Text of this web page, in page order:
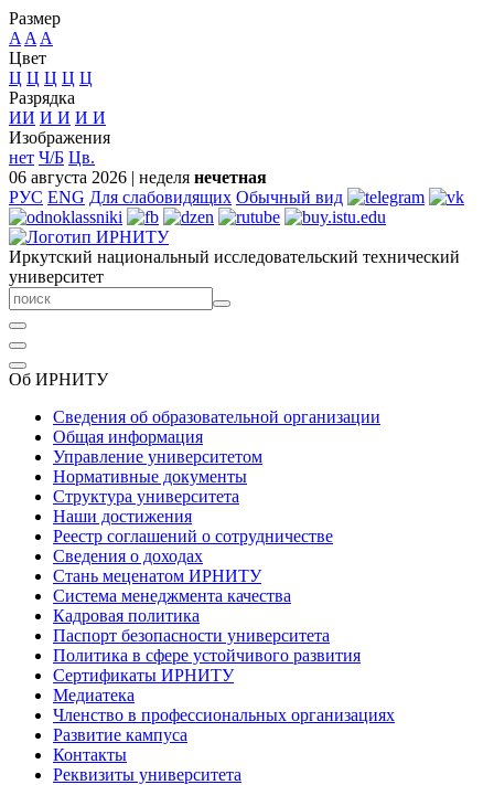
Размер
A A A
Цвет
Ц Ц Ц Ц Ц
Разрядка
ИИ И И И И
Изображения
нет Ч/Б Цв.
06 августа 2026 | неделя нечетная
РУС ENG Для слабовидящих Обычный вид
Иркутский национальный исследовательский технический
университет
Об ИРНИТУ
Сведения об образовательной организации
Общая информация
Управление университетом
Нормативные документы
Структура университета
Наши достижения
Реестр соглашений о сотрудничестве
Сведения о доходах
Стань меценатом ИРНИТУ
Система менеджмента качества
Кадровая политика
Паспорт безопасности университета
Политика в сфере устойчивого развития
Сертификаты ИРНИТУ
Медиатека
Членство в профессиональных организациях
Развитие кампуса
Контакты
Реквизиты университета